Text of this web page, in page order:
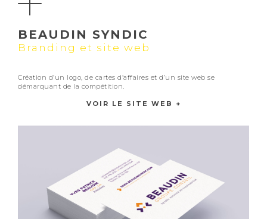
BEAUDIN SYNDIC
Branding et site web
Création d’un logo, de cartes d’affaires et d’un site web se
démarquant de la compétition.
VOIR LE SITE WEB +